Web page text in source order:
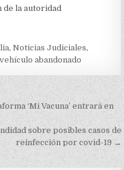
la autoridad
,Noticias Judiciales,
vehículo abandonado
‘Mi Vacuna’ entrará en
sobre posibles casos de
reinfección por covid-19 →